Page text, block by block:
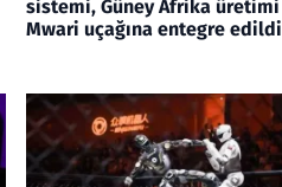
sistemi, Güney Afrika üretimi
Mwari uçağına entegre edildi